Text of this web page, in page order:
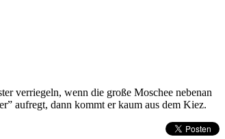
verriegeln, wenn die große Moschee nebenan
aufregt, dann kommt er kaum aus dem Kiez.